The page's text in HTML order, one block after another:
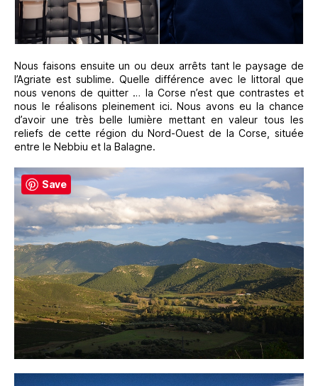
Nous faisons ensuite un ou deux arrêts tant le paysage de
l’Agriate est sublime. Quelle différence avec le littoral que
nous venons de quitter … la Corse n’est que contrastes et
nous le réalisons pleinement ici. Nous avons eu la chance
d’avoir une très belle lumière mettant en valeur tous les
reliefs de cette région du Nord-Ouest de la Corse, située
entre le Nebbiu et la Balagne.
Save